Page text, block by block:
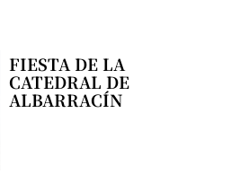
FIESTA DE LA
CATEDRAL DE
ALBARRACÍN